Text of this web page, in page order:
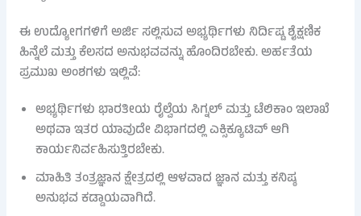
ಈ ಉದ್ಯೋಗಗಳಿಗೆ ಅರ್ಜಿ ಸಲ್ಲಿಸುವ ಅಭ್ಯರ್ಥಿಗಳು ನಿರ್ದಿಷ್ಟ ಶೈಕ್ಷಣಿಕ
ಹಿನ್ನೆಲೆ ಮತ್ತು ಕೆಲಸದ ಅನುಭವವನ್ನು ಹೊಂದಿರಬೇಕು. ಅರ್ಹತೆಯ
ಪ್ರಮುಖ ಅಂಶಗಳು ಇಲ್ಲಿವೆ:
ಅಭ್ಯರ್ಥಿಗಳು ಭಾರತೀಯ ರೈಲ್ವೆಯ ಸಿಗ್ನಲ್ ಮತ್ತು ಟೆಲಿಕಾಂ ಇಲಾಖೆ
ಅಥವಾ ಇತರ ಯಾವುದೇ ವಿಭಾಗದಲ್ಲಿ ಎಕ್ಸಿಕ್ಯೂಟಿವ್ ಆಗಿ
ಕಾರ್ಯನಿರ್ವಹಿಸುತ್ತಿರಬೇಕು.
ಮಾಹಿತಿ ತಂತ್ರಜ್ಞಾನ ಕ್ಷೇತ್ರದಲ್ಲಿ ಆಳವಾದ ಜ್ಞಾನ ಮತ್ತು ಕನಿಷ್ಠ
ಅನುಭವ ಕಡ್ಡಾಯವಾಗಿದೆ.